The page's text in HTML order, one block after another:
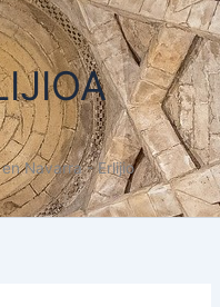
Navarra - Erlijio